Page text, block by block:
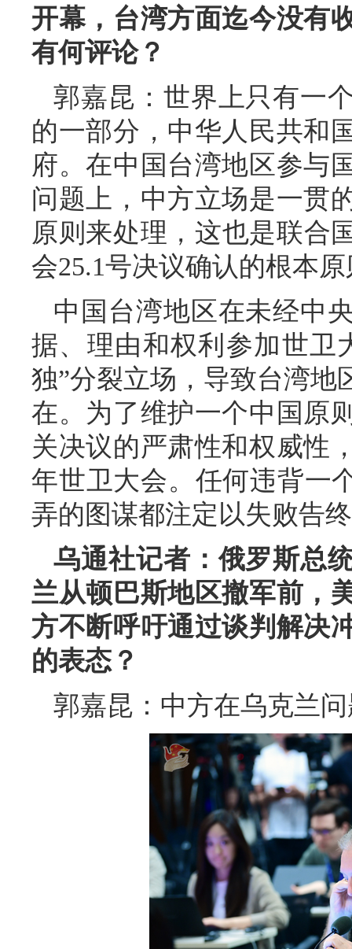
开幕，台湾方面迄今没有
有何评论？
郭嘉昆：世界上只有一
的一部分，中华人民共和
府。在中国台湾地区参与
问题上，中方立场是一贯
原则来处理，这也是联合
会25.1号决议确认的根本
中国台湾地区在未经中
据、理由和权利参加世卫
独”分裂立场，导致台湾地
在。为了维护一个中国原
关决议的严肃性和权威性
年世卫大会。任何违背一
弄的图谋都注定以失败告
乌通社记者：俄罗斯总
兰从顿巴斯地区撤军前，
方不断呼吁通过谈判解决
的表态？
郭嘉昆：中方在乌克兰